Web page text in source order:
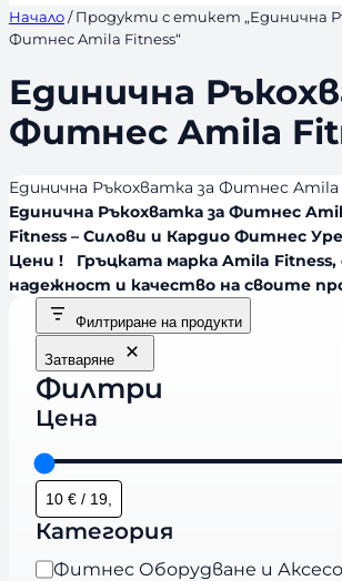
Начало/ Продукти с етикет „Единична
Фитнес Amila Fitness“
Единична
Фитнес Amila
Единична Ръкохватка за Фитнес Amila
Единична Ръкохватка за Фитнес
Fitness – Силови и Кардио Фитнес
Цени ! Гръцката марка Amila Fitness,
надежност и качество на своите
Филтриране на продукти
Затваряне
Филтри
Цена
Категория
К Фитнес Оборудване и